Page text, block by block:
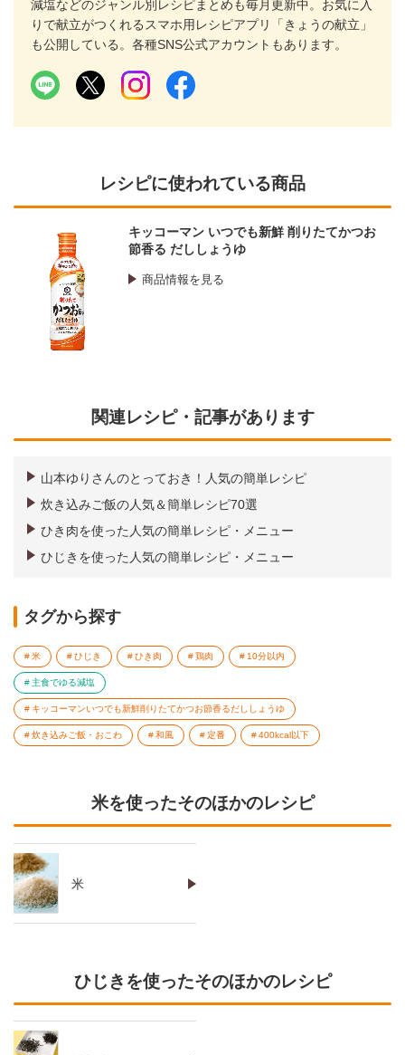
減塩などのジャンル別レシピまとめも毎月更新中。お気に入
りで献立がつくれるスマホ用レシピアプリ「きょうの献立」
も公開している。各種SNS公式アカウントもあります。
レシピに使われている商品
キッコーマン いつでも新鮮 削りたてかつお
節香る だししょうゆ
商品情報を見る
関連レシピ・記事があります
山本ゆりさんのとっておき！人気の簡単レシピ
炊き込みご飯の人気＆簡単レシピ70選
ひき肉を使った人気の簡単レシピ・メニュー
ひじきを使った人気の簡単レシピ・メニュー
タグから探す
米 ひじき ひき肉 鶏肉 10分以内
主食でゆる減塩
キッコーマンいつでも新鮮削りたてかつお節香るだししょうゆ
炊き込みご飯・おこわ 和風 定番 400kcal以下
米を使ったそのほかのレシピ
米
ひじきを使ったそのほかのレシピ